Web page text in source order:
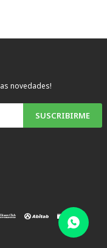
novedades!
SUSCRIBIRME